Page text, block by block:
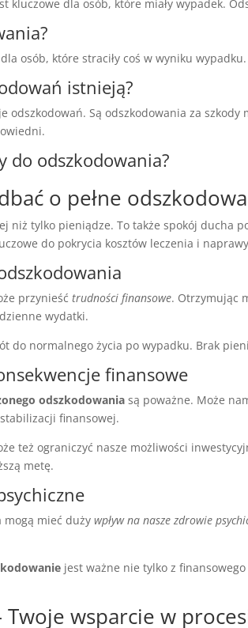
kluczowe dla osób, które miały wypadek.
osób, które straciły coś w wyniku
istnieją?
odszkodowań. Są odszkodowania za
do odszkodowania?
o pełne
niż tylko pieniądze. To także spokój ducha
do pokrycia kosztów leczenia i
przynieśćtrudności finansowe. Otrzymując
wydatki.
do normalnego życia po wypadku. Brak
finansowe
odszkodowania są poważne. Może
finansowej.
też ograniczyć nasze możliwości
metę.
mogą mieć dużywpływ na nasze zdrowie
jest ważne nie tylko z
Twoje wsparcie w